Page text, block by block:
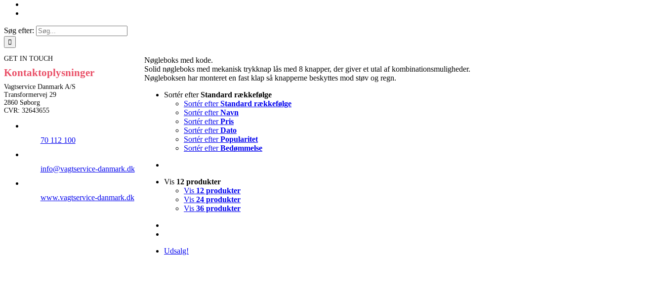
Søg efter:
Nøgleboks med kode.
Solid nøgleboks med mekanisk trykknap lås med 8 knapper, der giver et utal af kombinationsmuligheder.
Nøgleboksen har monteret en fast klap så knapperne beskyttes mod støv og regn.
Sortér efterStandard rækkefølge
Sortér efterStandard rækkefølge
Sortér efterNavn
Sortér efterPris
Sortér efterDato
Sortér efterPopularitet
Sortér efterBedømmelse
Vis 12 produkter
Vis 12 produkter
Vis 24 produkter
Vis 36 produkter
Udsalg!
GET IN TOUCH
Kontaktoplysninger
Vagtservice Danmark A/S
Transformervej 29
2860 Søborg
CVR: 32643655
70 112 100
info@vagtservice-danmark.dk
www.vagtservice-danmark.dk